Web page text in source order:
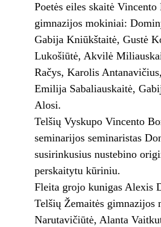
Poetės eiles skaitė
gimnazijos mokiniai:
Gabija Kniūkštaitė, Gustė
Lukošiūtė, Akvilė
Račys, Karolis
Emilija Sabaliauskaitė,
Alosi.
Telšių Vyskupo Vincento
seminarijos seminaristas
susirinkusius nustebino
perskaitytu kūriniu.
Fleita grojo kunigas Alexis
Telšių Žemaitės gimnazijos
Narutavičiūtė, Alanta